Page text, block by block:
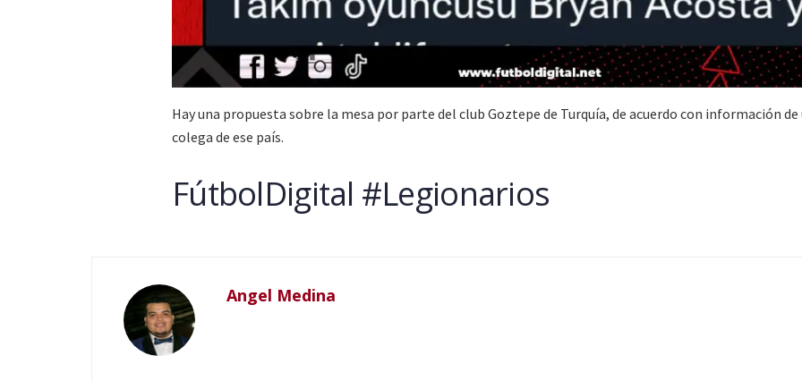
Hay una propuesta sobre la mesa por parte del club Goztepe de Turquía, de acuerdo con información de
colega de ese país.
FútbolDigital #Legionarios
Angel Medina